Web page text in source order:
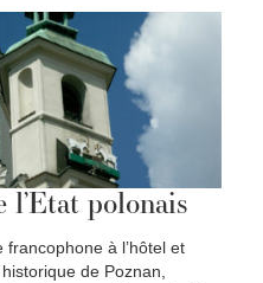
l’Etat polonais
à l’hôtel et
de Poznan,